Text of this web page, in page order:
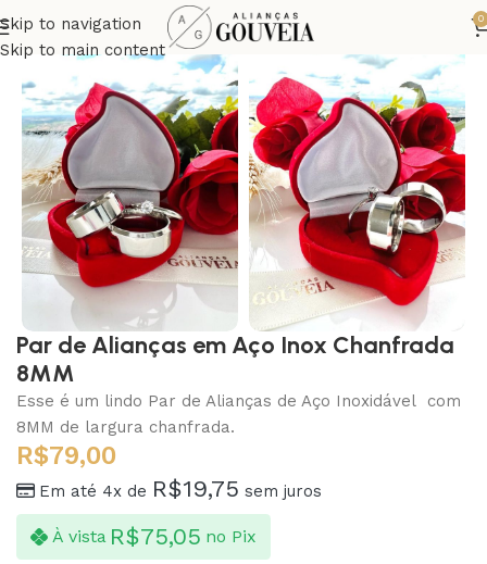
Skip to navigation
Skip to main content
0
Par de Alianças em Aço Inox Chanfrada
8MM
Esse é um lindo Par de Alianças de Aço Inoxidável com
8MM de largura chanfrada.
R$79,00
Em até 4x de R$19,75 sem juros
À vista R$75,05 no Pix